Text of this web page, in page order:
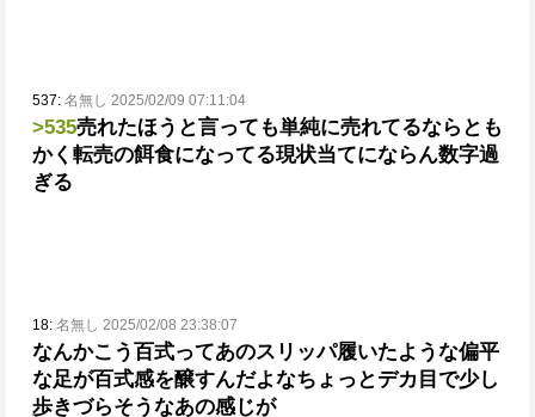
537: 名無し 2025/02/09 07:11:04
>535売れたほうと言っても単純に売れてるならとも
かく転売の餌食になってる現状当てにならん数字過
ぎる
18: 名無し 2025/02/08 23:38:07
なんかこう百式ってあのスリッパ履いたような偏平
な足が百式感を醸すんだよなちょっとデカ目で少し
歩きづらそうなあの感じが